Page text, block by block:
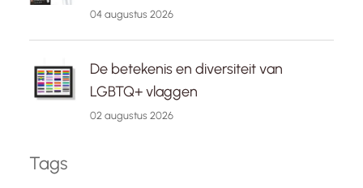
04 augustus 2026
De betekenis en diversiteit van
LGBTQ+ vlaggen
02 augustus 2026
Tags